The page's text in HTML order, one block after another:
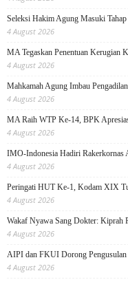
Seleksi Hakim Agung Masuki
4 August 2026
MA Tegaskan Penentuan Kerugian
4 August 2026
Mahkamah Agung Imbau
4 August 2026
MA Raih WTP Ke-14, BPK
4 August 2026
IMO-Indonesia Hadiri
4 August 2026
Peringati HUT Ke-1, Kodam XIX
4 August 2026
Wakaf Nyawa Sang Dokter: Kiprah
4 August 2026
AIPI dan FKUI Dorong
4 August 2026